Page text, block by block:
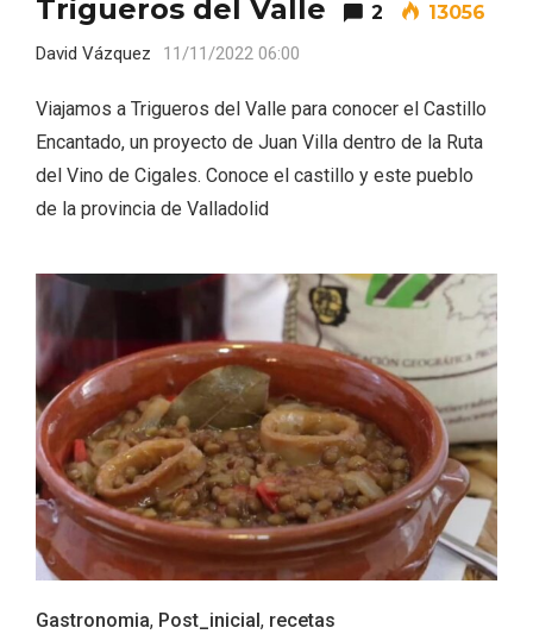
Trigueros del Valle
2 13056
David Vázquez 11/11/2022 06:00
Viajamos a Trigueros del Valle para conocer el Castillo
Encantado, un proyecto de Juan Villa dentro de la Ruta
del Vino de Cigales. Conoce el castillo y este pueblo
de la provincia de Valladolid
Gastronomia, Post_inicial , recetas
Memoria, Tierra y Voz
Fiesta de Primavera 2026 en la Ruta del
Vino de Cigales